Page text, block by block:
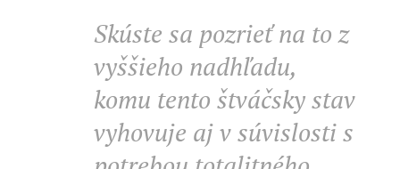
Skúste sa pozrieť na to z
vyššieho nadhľadu,
komu tento štváčsky stav
vyhovuje aj v súvislosti s